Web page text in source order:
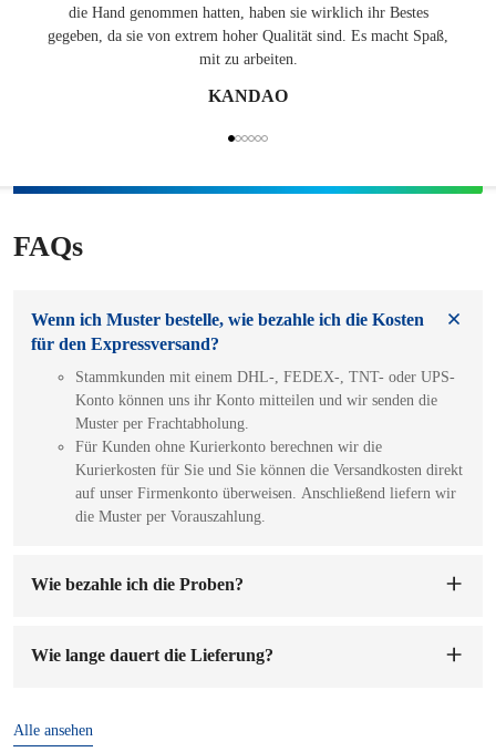
die Hand genommen hatten, haben sie wirklich ihr Bestes
gegeben, da sie von extrem hoher Qualität sind. Es macht Spaß,
mit zu arbeiten.
KANDAO
FAQs
Wenn ich Muster bestelle, wie bezahle ich die Kosten
für den Expressversand?
Stammkunden mit einem DHL-, FEDEX-, TNT- oder UPS-
Konto können uns ihr Konto mitteilen und wir senden die
Muster per Frachtabholung.
Für Kunden ohne Kurierkonto berechnen wir die
Kurierkosten für Sie und Sie können die Versandkosten direkt
auf unser Firmenkonto überweisen. Anschließend liefern wir
die Muster per Vorauszahlung.
Wie bezahle ich die Proben?
anfertigen. Die Probenvorbereitung dauert 1-7 Werktage.
Wie lange dauert die Lieferung?
Alle ansehen